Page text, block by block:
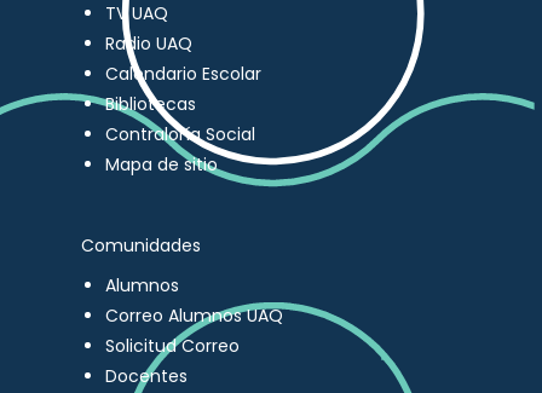
TV UAQ
Radio UAQ
Calendario Escolar
Bibliotecas
Contraloría Social
Mapa de sitio
Comunidades
Alumnos
Correo Alumnos UAQ
Solicitud Correo
Docentes